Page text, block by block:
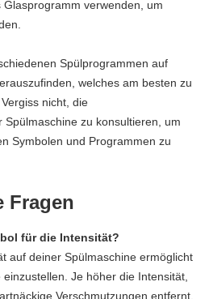
verwenden, um
Spülprogrammen auf
welches am besten zu
nicht, die
Spülmaschine zu konsultieren, um
Symbolen und Programmen zu
Fragen
für die Intensität?
auf deiner Spülmaschine ermöglicht
Je höher die Intensität,
Verschmutzungen entfernt.